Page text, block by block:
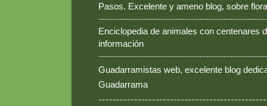
Pasos. Excelente y ameno blog, sobre
Enciclopedia de animales con centenares
información
Guadarramistas web, excelente blog
Guadarrama